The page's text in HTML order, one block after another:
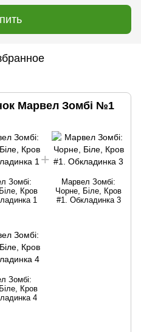
Марвел Зомбі №1
Зомбі:
Кров
1
Марвел Зомбі:
Чорне, Біле, Кров
#1. Обкладинка 3
Зомбі:
Кров
4